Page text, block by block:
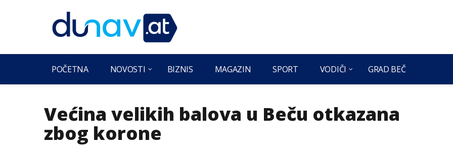
POČETNA NOVOSTI BIZNIS MAGAZIN SPORT VODIČI GRAD BEČ
Većina velikih balova u Beču otkazana
zbog korone